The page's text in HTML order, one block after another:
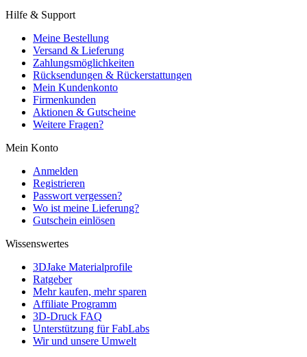
Hilfe & Support
Meine Bestellung
Versand & Lieferung
Zahlungsmöglichkeiten
Rücksendungen & Rückerstattungen
Mein Kundenkonto
Firmenkunden
Aktionen & Gutscheine
Weitere Fragen?
Mein Konto
Anmelden
Registrieren
Passwort vergessen?
Wo ist meine Lieferung?
Gutschein einlösen
Wissenswertes
3DJake Materialprofile
Ratgeber
Mehr kaufen, mehr sparen
Affiliate Programm
3D-Druck FAQ
Unterstützung für FabLabs
Wir und unsere Umwelt